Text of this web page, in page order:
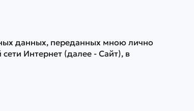
данных, переданных мною лично
Интернет (далее - Сайт), в